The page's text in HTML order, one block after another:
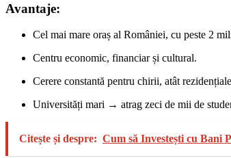
Avantaje:
Cel mai mare oraș al României, cu peste 2
Centru economic, financiar și cultural.
Cerere constantă pentru chirii, atât
Universități mari → atrag zeci de mii de
Citește și despre: Cum să Investești cu Bani